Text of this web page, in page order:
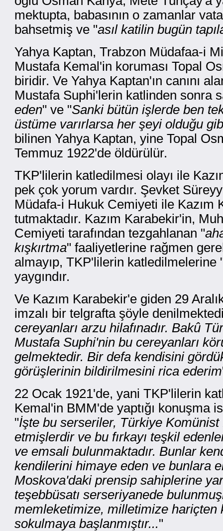
mektupta, babasının o zamanlar
bahsetmiş ve "asıl katilin bugün
Yahya Kaptan, Trabzon Müdafaa-i
Mustafa Kemal'in koruması Topal
biridir. Ve Yahya Kaptan'ın canını
Mustafa Suphi'lerin katlinden sonra
eden" ve "Sanki bütün işlerde ben
üstüme varırlarsa her şeyi olduğu
bilinen Yahya Kaptan, yine Topal
Temmuz 1922'de öldürülür.
TKP'lilerin katledilmesi olayı ile
pek çok yorum vardır. Şevket
Müdafa-i Hukuk Cemiyeti ile Kazım
tutmaktadır. Kazım Karabekir'in,
Cemiyeti tarafından tezgahlanan "
kışkırtma" faaliyetlerine rağmen
almayıp, TKP'lilerin katledilmelerine
yaygındır.
Ve Kazım Karabekir'e giden 29
imzalı bir telgrafta şöyle
cereyanları arzu hilafınadır. Bakû
Mustafa Suphi'nin bu cereyanları
gelmektedir. Bir defa kendisini
görüşlerinin bildirilmesini rica ederim
22 Ocak 1921'de, yani TKP'lilerin
Kemal'in BMM'de yaptığı konuşma
"İşte bu serseriler, Türkiye Komünist
etmişlerdir ve bu fırkayı teşkil
ve emsali bulunmaktadır. Bunlar
kendilerini himaye eden ve bunlara
Moskova'daki prensip sahiplerine
teşebbüsatı serseriyanede
memleketimize, milletimize hariçten
sokulmaya başlanmıştır..."